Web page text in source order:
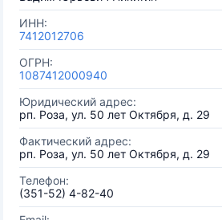
ИНН:
7412012706
ОГРН:
1087412000940
Юридический адрес:
рп. Роза, ул. 50 лет Октября, д. 29
Фактический адрес:
рп. Роза, ул. 50 лет Октября, д. 29
Телефон:
(351-52) 4-82-40